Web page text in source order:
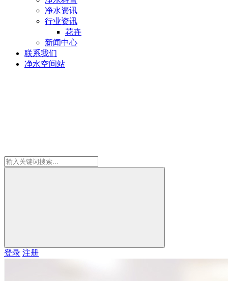
净水资讯
行业资讯
花卉
新闻中心
联系我们
净水空间站
登录 注册